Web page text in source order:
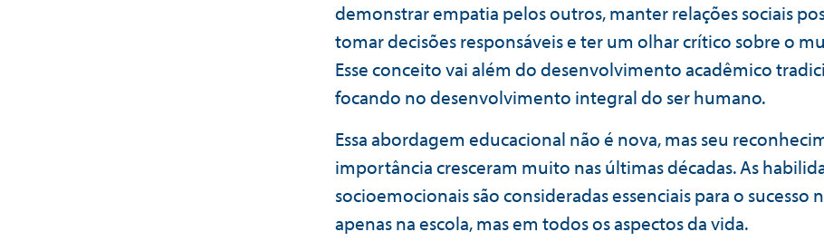
demonstrar empatia pelos outros, manter relações sociais
tomar decisões responsáveis e ter um olhar crítico sobre o
Esse conceito vai além do desenvolvimento acadêmico
focando no desenvolvimento integral do ser humano.
Essa abordagem educacional não é nova, mas seu
importância cresceram muito nas últimas décadas. As
socioemocionais são consideradas essenciais para o sucesso
apenas na escola, mas em todos os aspectos da vida.